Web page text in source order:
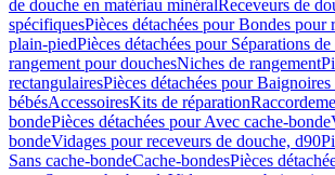
de douche en matériau minéralReceveurs de
spécifiquesPièces détachées pour Bondes
plain-piedPièces détachées pour Séparations
rangement pour douchesNiches de rangement
rectangulairesPièces détachées pour
bébésAccessoiresKits de réparation
bondePièces détachées pour Avec cache-bonde
bondeVidages pour receveurs de douche, d90
Sans cache-bondeCache-bondesPièces